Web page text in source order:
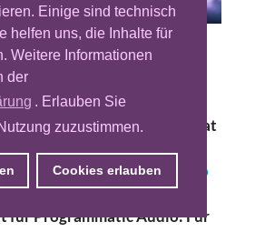
Einige sind technisch
helfen uns, die Inhalte für
Weitere Informationen
der
. Erlauben Sie
zuzustimmen.
Cookies erlauben
ein zentraler Baustein des
und kommt als
auch im Audio-
Im vergangenen Jahr hat
RMS bereits mit einer
Kampagne im Live-Radio
gemacht. Nun folgt der
für Programmatic Audio: Für